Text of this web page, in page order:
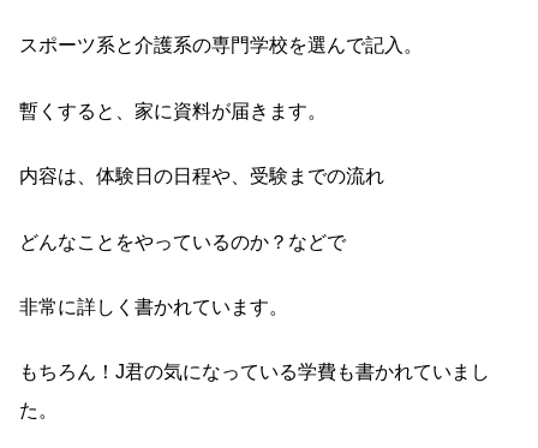
スポーツ系と介護系の専門学校を選んで記入。
暫くすると、家に資料が届きます。
内容は、体験日の日程や、受験までの流れ
どんなことをやっているのか？などで
非常に詳しく書かれています。
もちろん！J君の気になっている学費も書かれていまし
た。